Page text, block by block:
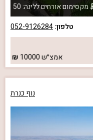
מקסימום אורחים ללינה: 50
טלפון:052-9126284
אמצ״ש10000
נוף כנרת